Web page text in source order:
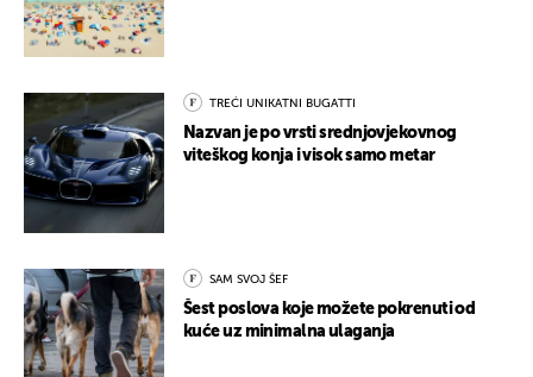
TREĆI UNIKATNI BUGATTI
Nazvan je po vrsti srednjovjekovnog
viteškog konja i visok samo metar
SAM SVOJ ŠEF
Šest poslova koje možete pokrenuti od
kuće uz minimalna ulaganja